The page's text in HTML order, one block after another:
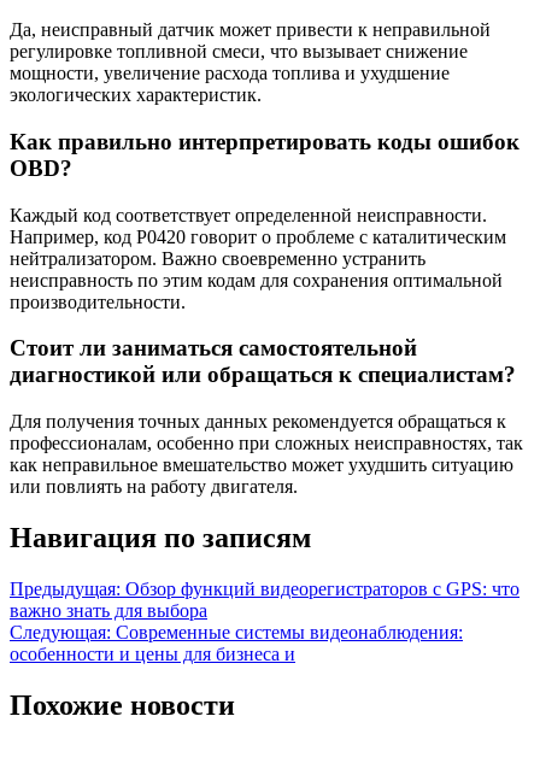
Да, неисправный датчик может привести к неправильной
регулировке топливной смеси, что вызывает снижение
мощности, увеличение расхода топлива и ухудшение
экологических характеристик.
Как правильно интерпретировать коды ошибок
OBD?
Каждый код соответствует определенной неисправности.
Например, код P0420 говорит о проблеме с каталитическим
нейтрализатором. Важно своевременно устранить
неисправность по этим кодам для сохранения оптимальной
производительности.
Стоит ли заниматься самостоятельной
диагностикой или обращаться к специалистам?
Для получения точных данных рекомендуется обращаться к
профессионалам, особенно при сложных неисправностях, так
как неправильное вмешательство может ухудшить ситуацию
или повлиять на работу двигателя.
Навигация по записям
Предыдущая: Обзор функций видеорегистраторов с GPS: что
важно знать для выбора
Следующая: Современные системы видеонаблюдения:
особенности и цены для бизнеса и
Похожие новости